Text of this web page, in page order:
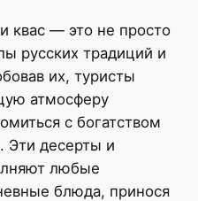
квас — это не просто
русских традиций и
их, туристы
атмосферу
с богатством
Эти десерты и
любые
блюда, принося